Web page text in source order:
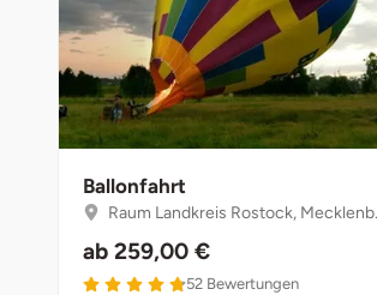
Ballonfahrt
Raum Landkreis Rostock, Mecklenburg-Vorpommern
ab 259,00 €
4.8 von 5
52 Bewertungen
Münster
Nürnberg
Oberlausitz
Sangerhausen
Sonneberg
Unterwellenborn